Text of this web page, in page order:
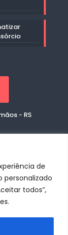
de
personalizado
todos”,
- RS